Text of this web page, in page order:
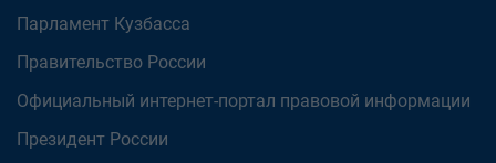
Парламент Кузбасса
Правительство России
Официальный интернет-портал правовой информации
Президент России